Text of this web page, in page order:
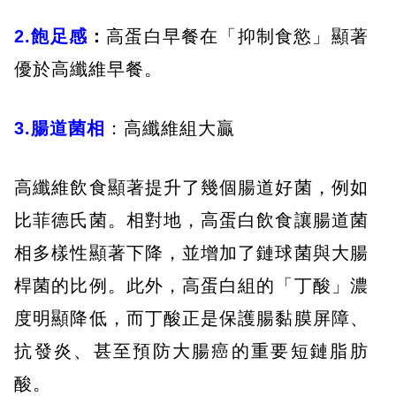
2.飽足感 ： 高蛋白早餐在「抑制食慾」顯著
優於高纖維早餐。
3.腸道菌相 ：高纖維組大贏
高纖維飲食顯著提升了幾個腸道好菌，例如
比菲德氏菌。相對地，高蛋白飲食讓腸道菌
相多樣性顯著下降，並增加了鏈球菌與大腸
桿菌的比例。此外，高蛋白組的「丁酸」濃
度明顯降低，而丁酸正是保護腸黏膜屏障、
抗發炎、甚至預防大腸癌的重要短鏈脂肪
酸。